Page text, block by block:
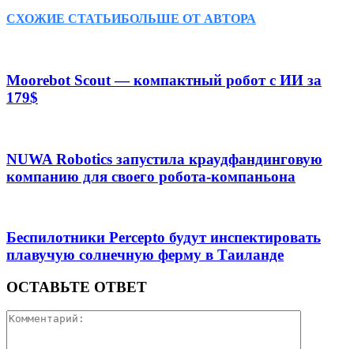
СХОЖИЕ СТАТЬИБОЛЬШЕ ОТ АВТОРА
Moorebot Scout — компактный робот с ИИ за
179$
NUWA Robotics запустила краудфандинговую
компанию для своего робота-компаньона
Беспилотники Percepto будут инспектировать
плавучую солнечную ферму в Таиланде
ОСТАВЬТЕ ОТВЕТ